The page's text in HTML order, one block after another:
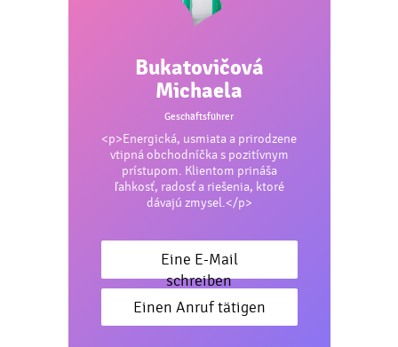
Bukatovičová
Michaela
Geschäftsführer
<p>Energická, usmiata a prirodzene
vtipná obchodníčka s pozitívnym
prístupom. Klientom prináša
ľahkosť, radosť a riešenia, ktoré
dávajú zmysel.</p>
Eine E-Mail
schreiben
Einen Anruf tätigen